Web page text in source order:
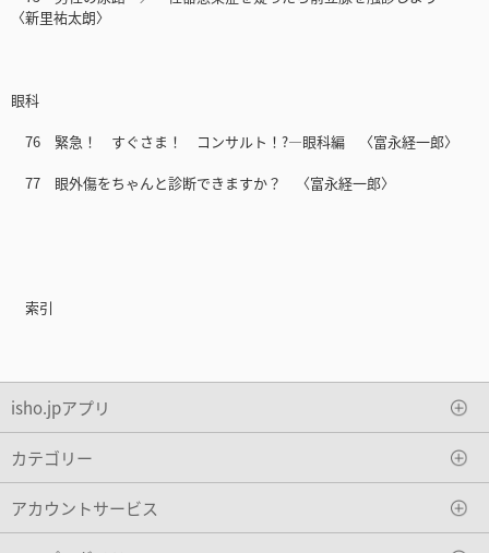
〈新里祐太朗〉
眼科
76 緊急！ すぐさま！ コンサルト！?―眼科編 〈富永経一郎〉
77 眼外傷をちゃんと診断できますか？ 〈富永経一郎〉
索引
isho.jpアプリ
カテゴリー
アカウントサービス